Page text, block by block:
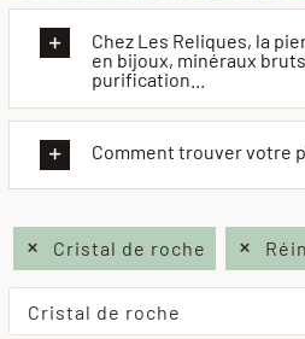
Chez Les Reliques, la
en bijoux, minéraux
purification...
Comment trouver votre
Cristal de roche
Cristal de roche